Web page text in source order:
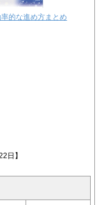
的な進め方まとめ
日】